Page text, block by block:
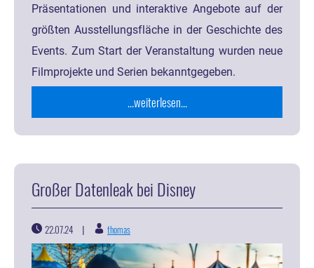
Präsentationen und interaktive Angebote auf der
größten Ausstellungsfläche in der Geschichte des
Events. Zum Start der Veranstaltung wurden neue
Filmprojekte und Serien bekanntgegeben.
...weiterlesen...
Großer Datenleak bei Disney
22.07.24 thomas